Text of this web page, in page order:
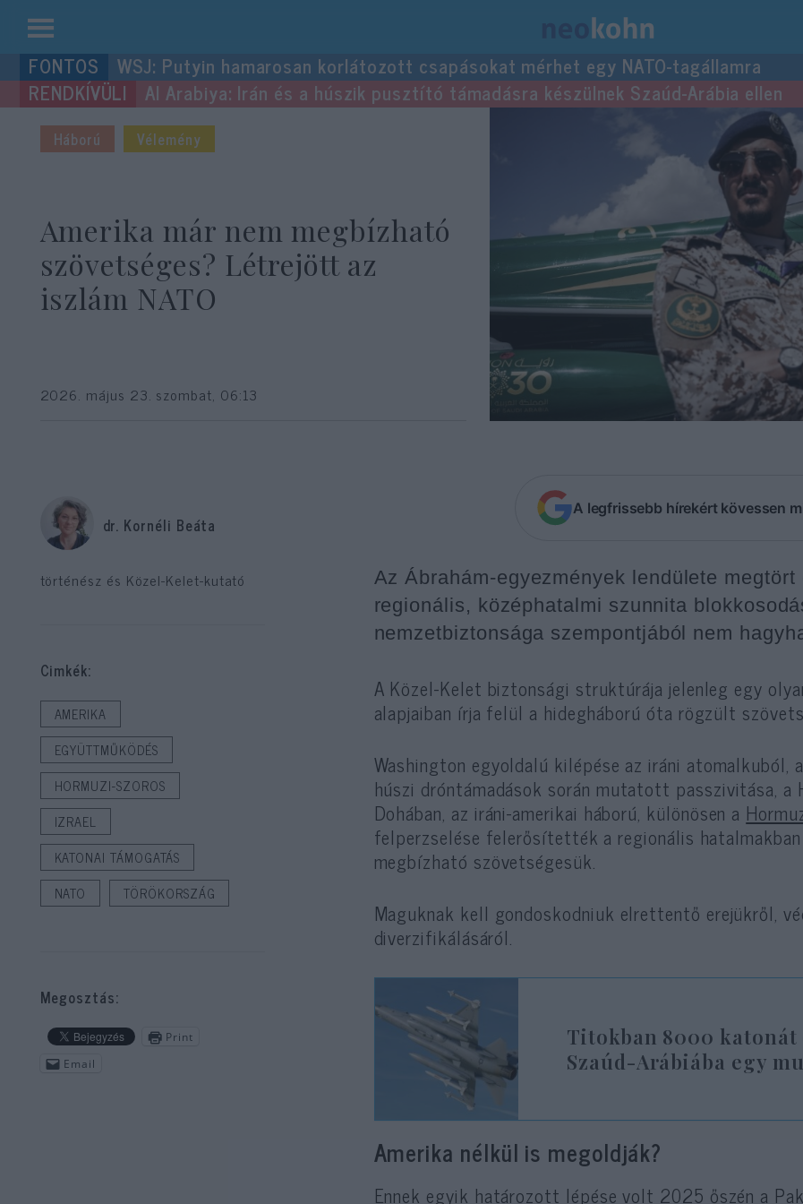
Kilépés
a
tartalomba
WSJ: Putyin hamarosan korlátozott csapásokat mérhet egy NATO-tagállamra
Al Arabiya: Irán és a húszik pusztító támadásra készülnek Szaúd-Arábia ellen
Háború Vélemény
Amerika már nem megbízható
szövetséges? Létrejött az
iszlám NATO
2026. május 23. szombat, 06:13
A legfrissebb hírekért kövessen
Az Ábrahám-egyezmények lendülete
regionális, középhatalmi szunnita
nemzetbiztonsága szempontjából nem
A Közel-Kelet biztonsági struktúrája jelenleg egy
alapjaiban írja felül a hidegháború óta rögzült
Washington egyoldalú kilépése az iráni atomalkuból,
húszi dróntámadások során mutatott passzivitása, a
Dohában, az iráni-amerikai háború, különösen a
felperzselése felerősítették a regionális
megbízható szövetségesük.
Maguknak kell gondoskodniuk elrettentő erejükről,
diverzifikálásáról.
Titokban 8000 katonát
Szaúd-Arábiába egy
Amerika nélkül is megoldják?
Ennek egyik határozott lépése volt 2025 őszén a
dr. Kornéli Beáta
történész és Közel-Kelet-kutató
Cimkék:
AMERIKA
EGYÜTTMŰKÖDÉS
HORMUZI-SZOROS
IZRAEL
KATONAI TÁMOGATÁS
NATO
TÖRÖKORSZÁG
Megosztás:
Print
Email